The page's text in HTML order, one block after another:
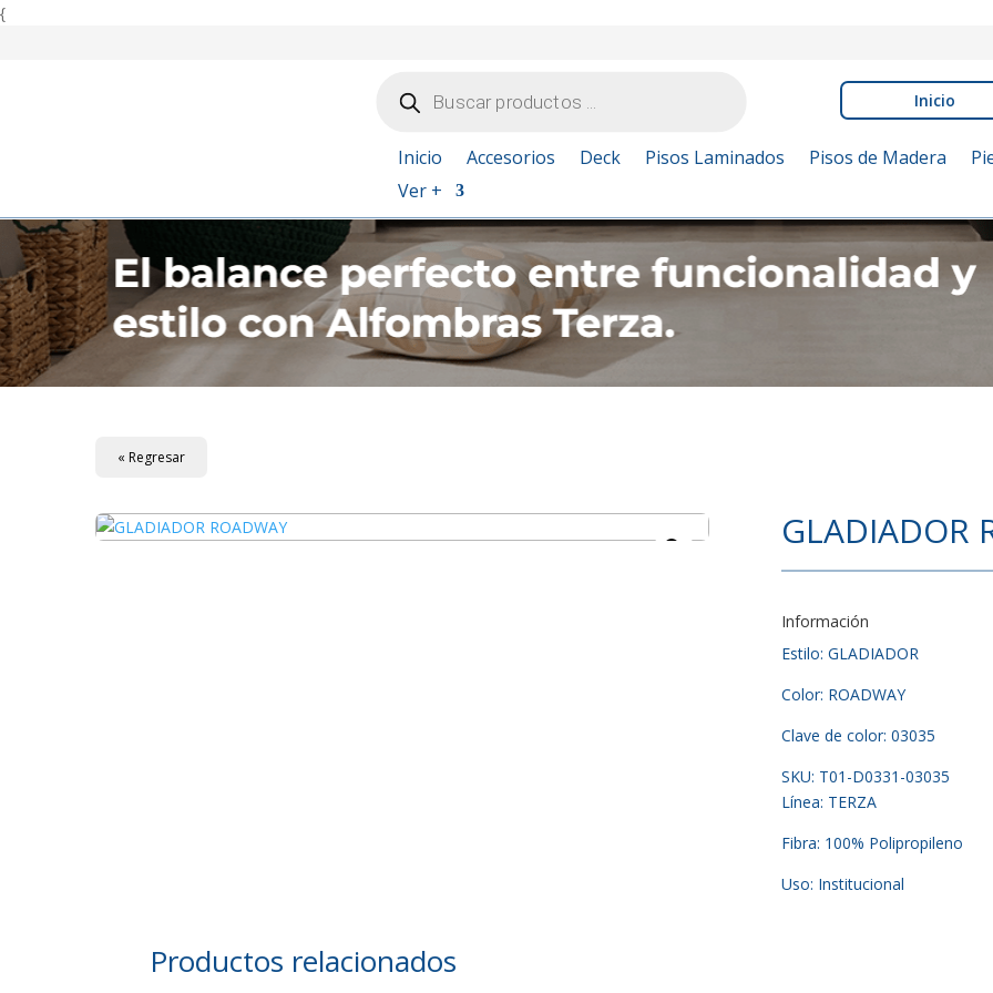
{
productos Inicio
Inicio Accesorios Deck Pisos Laminados Pisos de Madera
Ver +
« Regresar
GLADIADOR
Información
Estilo: GLADIADOR
Color: ROADWAY
Clave de color: 03035
SKU: T01-D0331-03035
Línea: TERZA
Fibra: 100% Polipropileno
Uso: Institucional
Productos relacionados